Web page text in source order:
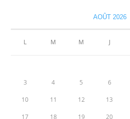
AOÛT 2026
L M M J
3 4 5 6
10 11 12 13
17 18 19 20